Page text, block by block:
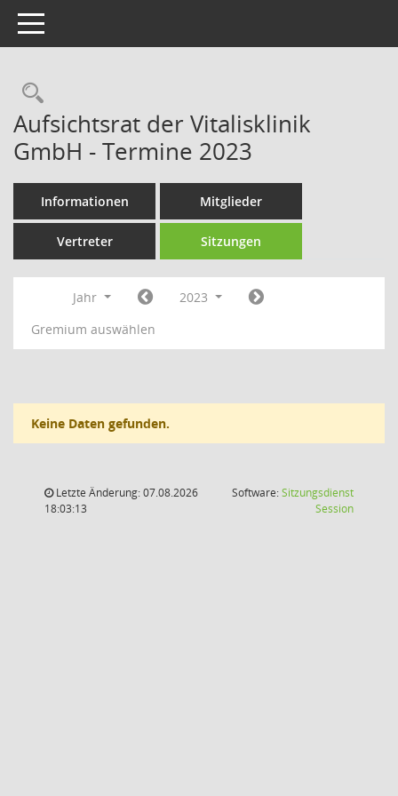
Toggle navigation
Rechercheauswahl
Aufsichtsrat der Vitalisklinik
GmbH - Termine 2023
Informationen Mitglieder
Vertreter Sitzungen
Jahr
2023
Gremium auswählen
Keine Daten gefunden.
Letzte Änderung: 07.08.2026
18:03:13
Software:Sitzungsdienst
Session(Wird in